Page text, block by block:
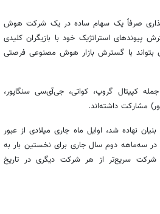
صرفاً یک سهام ساده در یک شرکت هوش
استراتژیک خود با بازیگران کلیدی
با گسترش بازار هوش مصنوعی فرصتی
کپیتال گروپ، کواتی، جی‌آی‌سی سنگاپور،
مشارکت داشته‌اند.
اوپن‌ای‌آی بنیان نهاده شد، اوایل ماه جاری میلادی از عبور
پیش‌بینی می‌شود در سه‌ماهه دوم سال جاری برای نخستین بار به
سریع‌تر از هر شرکت دیگری در تاریخ